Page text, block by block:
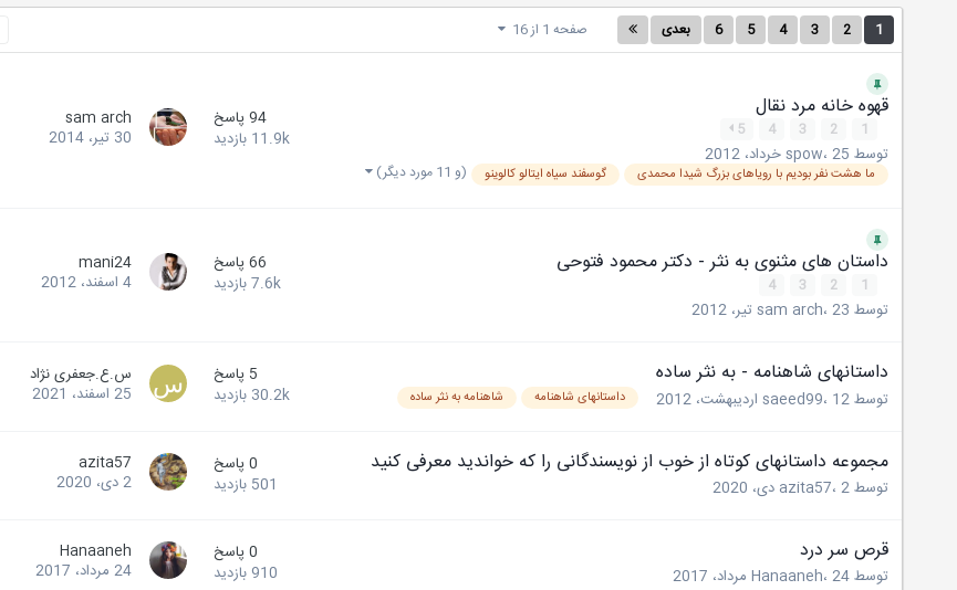
1
2
3
4
5
6 بعدی صفحه 1 از 16
قهوه خانه مرد نقال
1
2
3
4
5
توسط spow،25 خرداد، 2012
ما هشت نفر بودیم با رویاهای بزرگ شیدا محمدی گوسفند سياه ‌ایتالو كالوينو (و 11 مورد دیگر)
94 پاسخ
11.9k بازدید
sam arch
30 تیر، 2014
داستان های مثنوی به نثر - دکتر محمود فتوحی
1
2
3
4
توسط sam arch،23 تیر، 2012
66 پاسخ
7.6k بازدید
mani24
4 اسفند، 2012
داستانهای شاهنامه - به نثر ساده
توسط saeed99، 12 اردیبهشت، 2012 داستانهای شاهنامه شاهنامه به نثر ساده
5 پاسخ
30.2k بازدید
س.ع.جعفری نژاد
25 اسفند، 2021
مجموعه داستانهای کوتاه از خوب از نویسندگانی را که خواندید معرفی کنید
توسط azita57،2 دی، 2020
0 پاسخ
501 بازدید
azita57
2 دی، 2020
قرص سر درد
توسط Hanaaneh،24 مرداد، 2017
0 پاسخ
910 بازدید
Hanaaneh
24 مرداد، 2017